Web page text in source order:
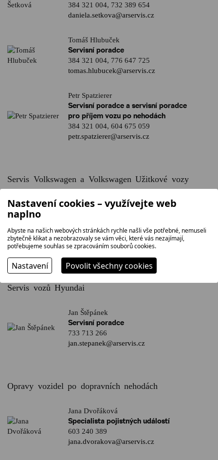
384 321 004, 732 389 654
daniela.setkova@arservis.cz
Tomáš Hlubuček
Servisní poradce
384 321 004, 776 647 725
tomas.hlubucek@arservis.cz
Petr Spatzierer
Servisní poradce a servisní poradce
pro příjem vozu po nehodách
384 321 004, 604 675 059
petr.spatzierer@arservis.cz
Servis Volkswagen a Volkswagen Užitkové vozy
Jiří Kadlec
603 894 796
jiri.kadlec@arservis.cz
Servis vozů Hyundai
Jan Štěpánek
Servisní poradce
733 713 266
jan.stepanek@arservis.cz
Opravy vozidel po dopravních nehodách
Jana Dvořáková
Specialista pojistných událostí
603 240 389
jana.dvorakova@arservis.cz
Nastavení cookies – využívejte web
naplno
Abyste na našich webových stránkách rychle našli vše potřebné, nemuseli
zbytečně klikat a nezobrazovaly se vám věci, které vás nezajímají,
potřebujeme souhlas se zpracováním souborů cookies.
Nastavení Povolit všechny cookies